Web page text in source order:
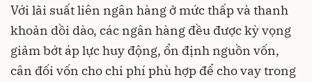
Với lãi suất liên ngân hàng ở mức thấp và thanh
khoản dồi dào, các ngân hàng đều được kỳ vọng
giảm bớt áp lực huy động, ổn định nguồn vốn,
cân đối vốn cho chi phí phù hợp để cho vay trong